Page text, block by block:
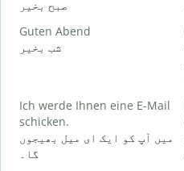
صبح بخیر
Guten Abend
شب بخیر
Ich werde Ihnen eine E-Mail
schicken.
میں آپ کو ایک ای میل بھیجوں
گا۔